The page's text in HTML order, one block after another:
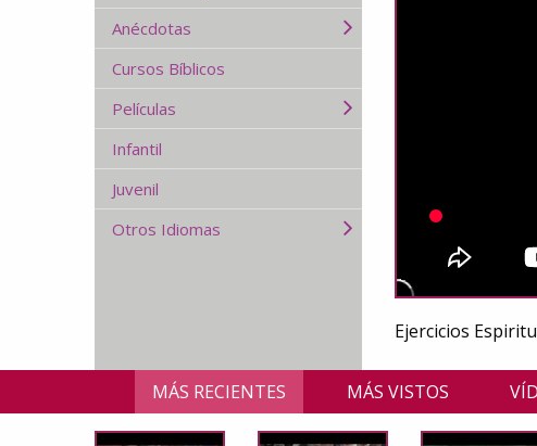
Anécdotas
Cursos Bíblicos
Películas
Infantil
Juvenil
Otros Idiomas
Ejercicios
MÁS RECIENTES MÁS VISTOS